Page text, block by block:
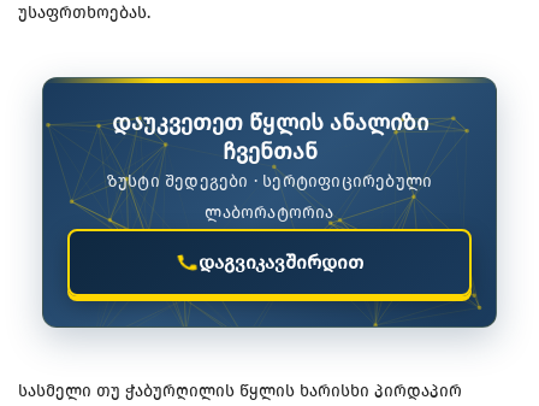
უსაფრთხოებას.
დაუკვეთეთ წყლის ანალიზი
ჩვენთან
ზუსტი შედეგები · სერტიფიცირებული
ლაბორატორია
დაგვიკავშირდით
სასმელი თუ ჭაბურღილის წყლის ხარისხი პირდაპირ